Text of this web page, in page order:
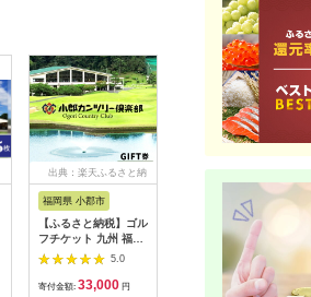
出典：楽天ふるさと納
福岡県 小郡市
【ふるさと納税】ゴル
フチケット 九州 福岡
小郡カンツリー倶楽部
ギフト券 9枚 9000円
ゴルフ チケット 商品
5.0
寄付金額: 33,000 円
出典：ふるさとチョイ
高知県 芸西村
kochi黒潮カントリー
クラブ ご利用券
5.0
10,000円